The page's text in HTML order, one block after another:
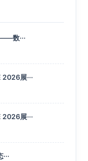
数···
展···
展···